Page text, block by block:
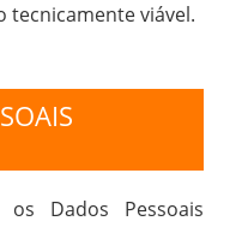
tecnicamente viável.
Dados Pessoais